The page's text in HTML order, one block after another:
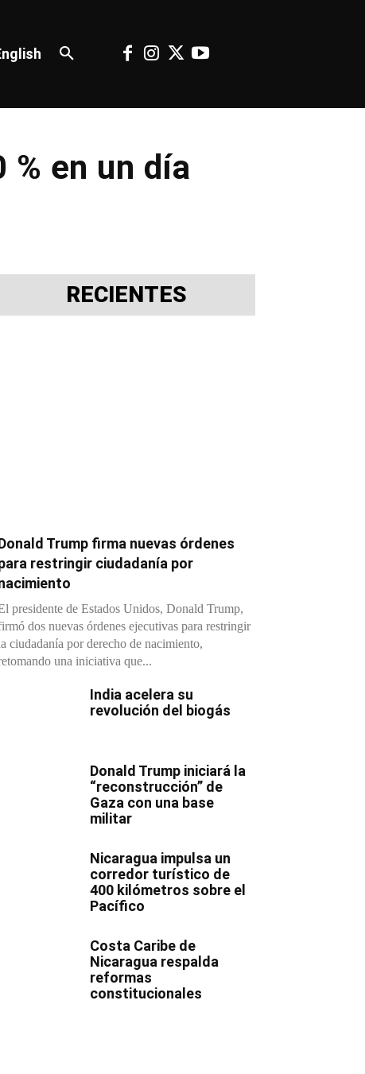
% en un día
RECIENTES
Trump firma nuevas órdenes
restringir ciudadanía por
presidente de Estados Unidos, Donald Trump,
dos nuevas órdenes ejecutivas para restringir
ciudadanía por derecho de nacimiento,
una iniciativa que...
India acelera su
revolución del biogás
Donald Trump iniciará la
“reconstrucción” de
Gaza con una base
militar
Nicaragua impulsa un
corredor turístico de
400 kilómetros sobre el
Pacífico
Costa Caribe de
Nicaragua respalda
reformas
constitucionales